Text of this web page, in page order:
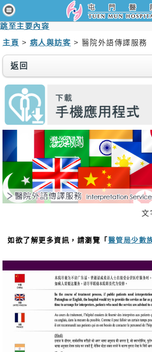
跳至主要內容
主頁
醫療服務
醫護專業人員
消息及活動
關於我們
免責聲明
無障礙聲明
主頁 > 病人與訪客 > 醫院外語傳譯服務
返回
文
如欲了解更多資訊，請瀏覽「醫管局少數